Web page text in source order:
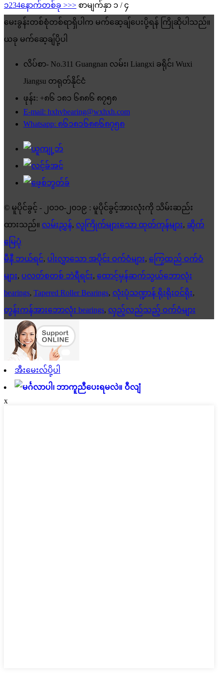
၁234နောက်တစ်ခု >>> စာမျက်နှာ ၁ / ၄
မေးခွန်းတစ်စုံတစ်ရာရှိပါက မက်ဆေ့ချ်ပေးပို့ရန် ကြိုဆိုပါသည်။
ယခု မက်ဆေ့ချ်ပို့ပါ
လိပ်စာ- No.311 Guangnan လမ်း၊ Liangxi ခရိုင်၊ Wuxi
Jiangsu တရုတ်နိုင်ငံ
ဖုန်း: +၈၆ ၁၈၁ ၆၈၈၆ ၈၇၅၈
E-mail: hxhvbearing@wxhxh.com
Whatsapp: ၈၆၁၈၁၆၈၈၆၈၇၅၈
© မူပိုင်ခွင့် - ၂၀၁၀-၂၀၁၉ : မူပိုင်ခွင့်အားလုံးကို သိမ်းဆည်း
ထားသည်။ လမ်းညွှန်, လူကြိုက်များသော ထုတ်ကုန်များ, ဆိုက်
မြေပုံ
မီနီ ဘယ်ရင်, ပါးလွှာသော အပိုင်း ဝက်ဝံများ, ကြွေထည် ဝက်ဝံ
များ, ပလတ်စတစ် ဘဲရီရင်း, ထောင့်မှန်ဆက်သွယ်ဘောလုံး
bearings, Tapered Roller Bearings, လုံးပုံသဏ္ဍာန် ရိုးရိုးဝင်ရိုး,
တွန်းကန်အားဘောလုံး bearings, လှည့်လည်သည့် ဝက်ဝံများ
အီးမေးလ်ပို့ပါ
ဝီလျံ
x